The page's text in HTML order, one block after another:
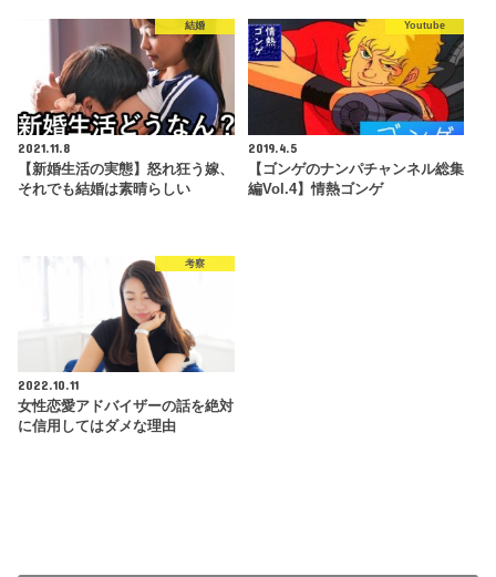
結婚
2021.11.8
【新婚生活の実態】怒れ狂う嫁、
それでも結婚は素晴らしい
Youtube
2019.4.5
【ゴンゲのナンパチャンネル総集
編Vol.4】情熱ゴンゲ
考察
2022.10.11
女性恋愛アドバイザーの話を絶対
に信用してはダメな理由